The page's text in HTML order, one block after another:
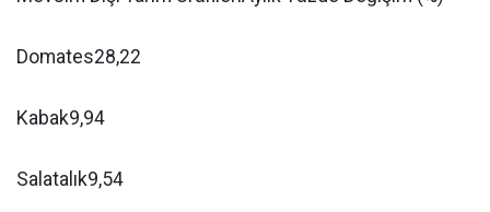
Domates28,22
Kabak9,94
Salatalık9,54